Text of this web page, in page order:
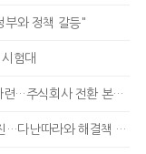
부와 정책 갈등"
험대
주식회사 전환 본격화
난따라와 해결책 모색